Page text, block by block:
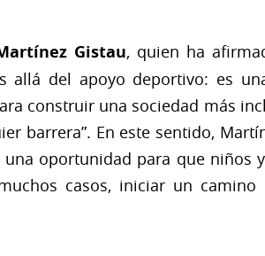
Gistau, quien ha
allá del apoyo deportivo: es
construir una sociedad más
barrera”. En este sentido,
una oportunidad para que niños
casos, iniciar un